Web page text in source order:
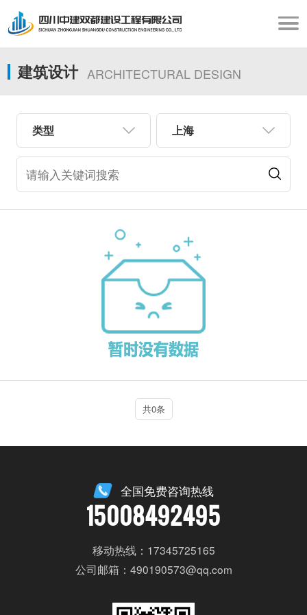
建筑设计 ARCHITECTURAL DESIGN
类型 上海
共0条
全国免费咨询热线
15008492495
移动热线：17345725165
公司邮箱：490190573@qq.com